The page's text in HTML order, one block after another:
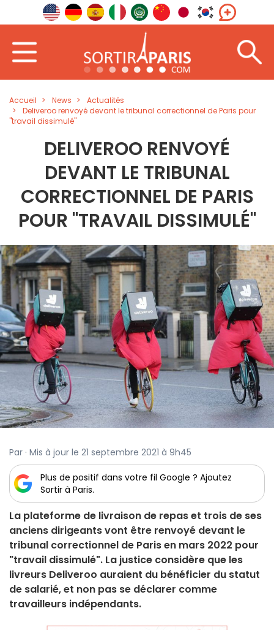
Accueil News
Actualités
Deliveroo renvoyé devant le tribunal correctionnel de Paris pour
"travail dissimulé"
DELIVEROO RENVOYÉ
DEVANT LE TRIBUNAL
CORRECTIONNEL DE PARIS
POUR "TRAVAIL DISSIMULÉ"
Par · Mis à jour le 21 septembre 2021 à 9h45
Plus de positif dans votre fil Google ? Ajoutez
Sortir à Paris.
La plateforme de livraison de repas et trois de ses
anciens dirigeants vont être renvoyé devant le
tribunal correctionnel de Paris en mars 2022 pour
"travail dissimulé". La justice considère que les
livreurs Deliveroo auraient du bénéficier du statut
de salarié, et non pas se déclarer comme
travailleurs indépendants.